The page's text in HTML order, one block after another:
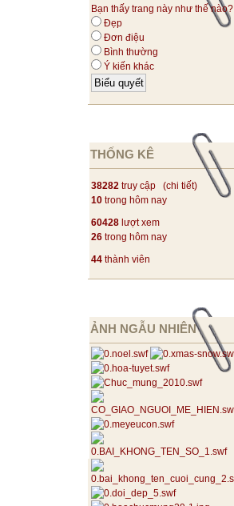
Bạn thấy trang này như thế nào?
Đẹp
Đơn điệu
Bình thường
Ý kiến khác
THỐNG KÊ
38282 truy cập (chi tiết)
10 trong hôm nay
60428 lượt xem
26 trong hôm nay
44 thành viên
ẢNH NGẪU NHIÊN